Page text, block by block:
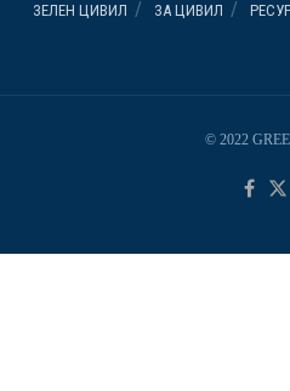
ЗЕЛЕН ЦИВИЛ ЗА ЦИВИЛ
© 2022